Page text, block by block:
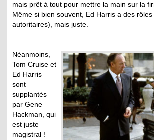
mais prêt à tout pour mettre la main sur la
Même si bien souvent, Ed Harris a des
autoritaires), mais juste.
Néanmoins,
Tom Cruise et
Ed Harris
sont
supplantés
par Gene
Hackman, qui
est juste
magistral !